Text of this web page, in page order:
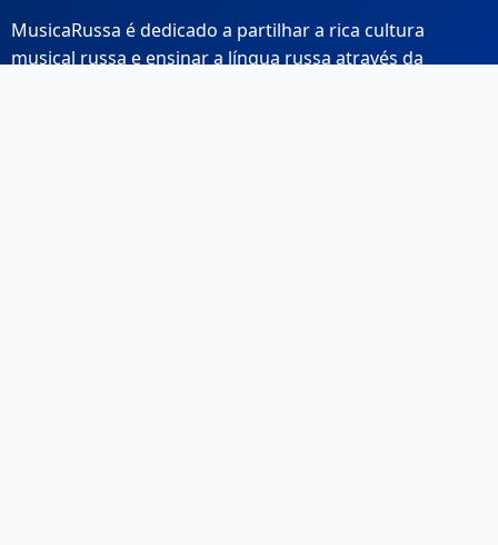
MusicaRussa é dedicado a partilhar a rica cultura
musical russa e ensinar a língua russa através da